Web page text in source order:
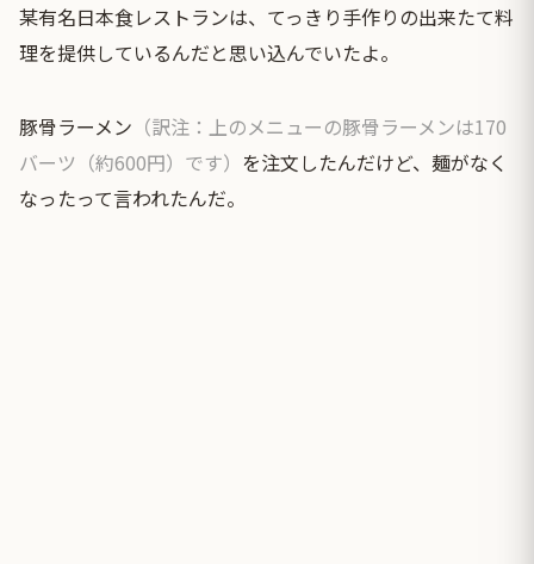
某有名日本食レストランは、てっきり手作りの出来たて料
理を提供しているんだと思い込んでいたよ。
豚骨ラーメン （訳注：上のメニューの豚骨ラーメンは170
バーツ（約600円）です） を注文したんだけど、麺がなく
なったって言われたんだ。